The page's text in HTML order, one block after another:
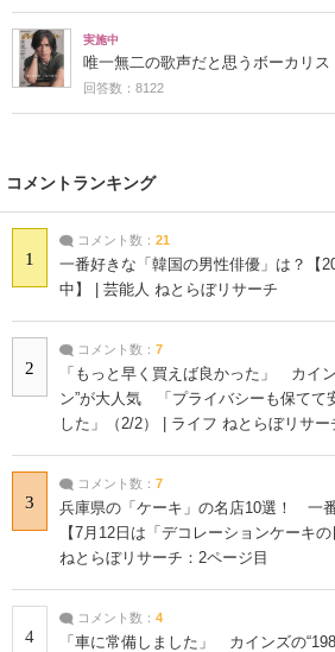
実施中
唯一無二の歌声だと思うボーカリス
回答数：8122
コメントランキング
1
コメント数： 21
一番好きな「韓国の男性俳優」は？【
中】 | 芸能人 ねとらぼリサーチ
2
コメント数： 7
「もっと早く買えば良かった」 カイ
ン”が大人気 「プライバシーも保てて
した」（2/2） | ライフ ねとらぼリサー
3
コメント数： 7
兵庫県の「ケーキ」の名店10選！ 一
【7月12日は「デコレーションケーキ
ねとらぼリサーチ：2ページ目
4
コメント数： 4
「車に常備しました」 カインズの